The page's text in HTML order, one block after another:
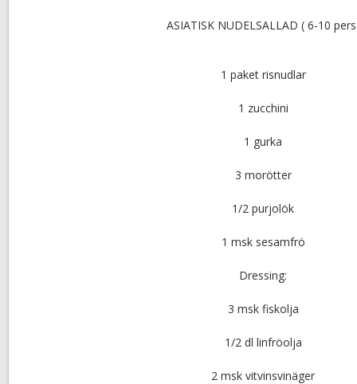
ASIATISK NUDELSALLAD ( 6-10
1 paket risnudlar
1 zucchini
1 gurka
3 morötter
1/2 purjolök
1 msk sesamfrö
Dressing:
3 msk fiskolja
1/2 dl linfröolja
2 msk vitvinsvinäger